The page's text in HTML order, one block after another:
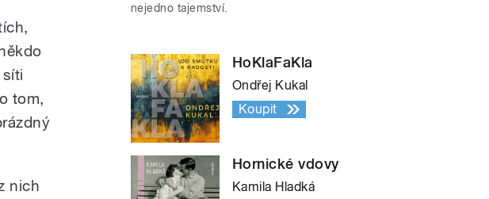
tom,
nich
nejedno tajemství.
HoKlaFaKla
Ondřej Kukal
Koupit
Hornické vdovy
Kamila Hladká